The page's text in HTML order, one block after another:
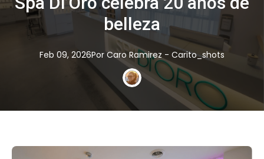
belleza
Feb 09, 2026Por Caro Ramirez - Carito_shots